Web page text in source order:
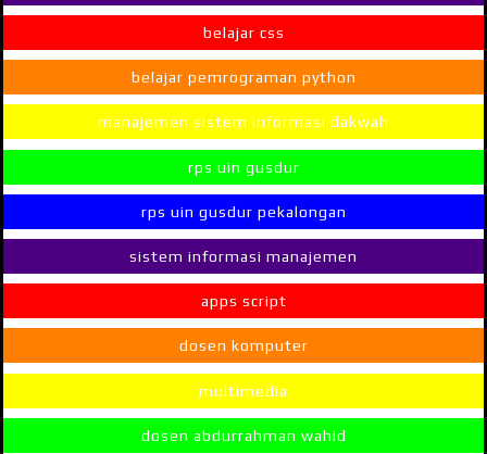
belajar css
belajar pemrograman python
manajemen sistem informasi dakwah
rps uin gusdur
rps uin gusdur pekalongan
sistem informasi manajemen
apps script
dosen komputer
multimedia
dosen abdurrahman wahid